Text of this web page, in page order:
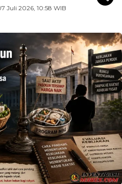
Juli 2026, 10:58 WIB